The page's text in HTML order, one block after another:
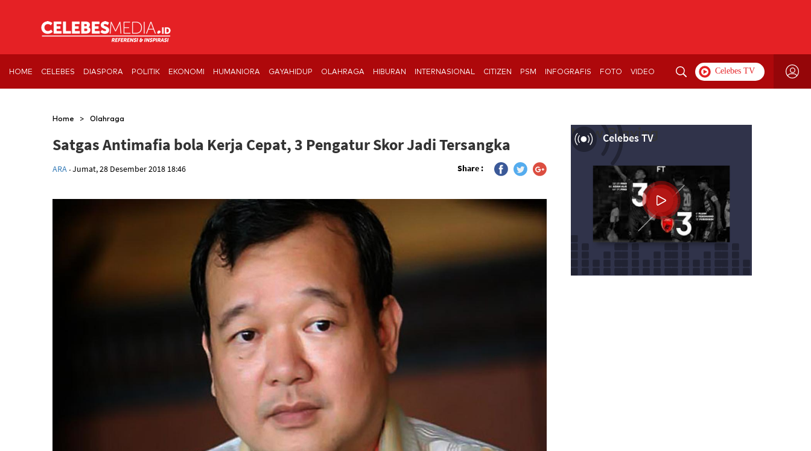
HOME CELEBES DIASPORA POLITIK EKONOMI HUMANIORA GAYAHIDUP OLAHRAGA HIBURAN INTERNASIONAL CITIZEN PSM INFOGRAFIS FOTO VIDEO
Home > Olahraga
Satgas Antimafia bola Kerja Cepat, 3 Pengatur Skor Jadi Tersangka
ARA .Jumat, 28 Desember 2018 18:46 Share :
Celebes TV
Now Playing